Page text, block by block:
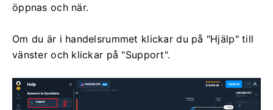
öppnas och när.
Om du är i handelsrummet klickar du på "Hjälp" till
vänster och klickar på "Support".